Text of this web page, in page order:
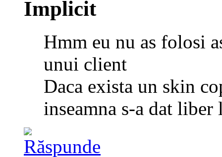
Hmm eu nu as folosi
unui client
Daca exista un skin
inseamna s-a dat